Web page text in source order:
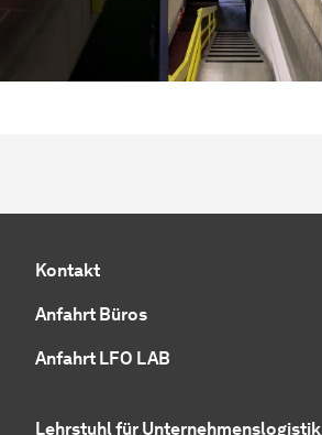
Kontakt
Anfahrt Büros
Anfahrt LFO LAB
Lehrstuhl für Unternehmenslogistik